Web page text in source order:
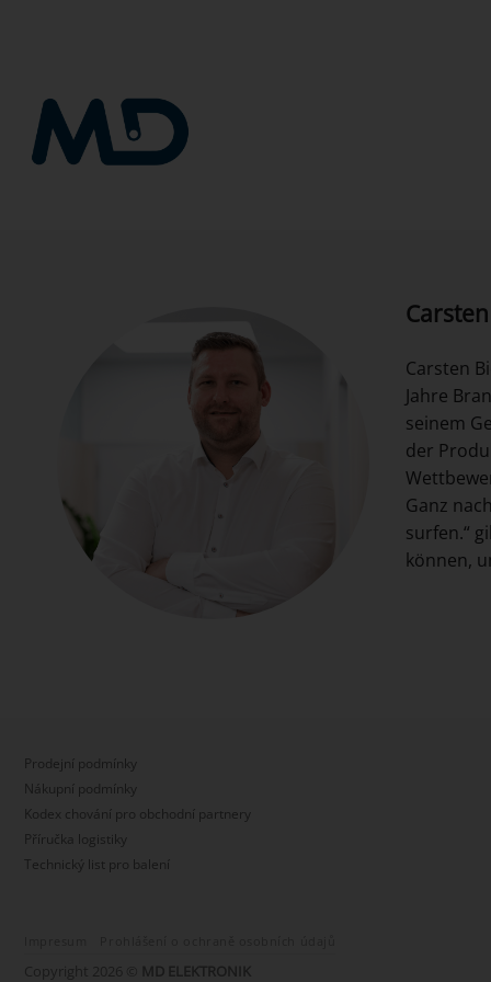
Carsten
Jahre
seinem
der
Ganz
surfen.“
können,
Prodejní podmínky
Nákupní podmínky
Kodex chování pro obchodní partnery
Příručka logistiky
Technický list pro balení
Copyright 2026 © MD ELEKTRONIK